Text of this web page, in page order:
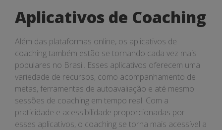
Aplicativos de Coaching
Além das plataformas online, os aplicativos de
coaching também estão se tornando cada vez mais
populares no Brasil. Esses aplicativos oferecem uma
variedade de recursos, como acompanhamento de
metas, ferramentas de autoavaliação e até mesmo
sessões de coaching em tempo real. Com a
praticidade e acessibilidade proporcionadas por
esses aplicativos, o coaching se torna mais acessível a